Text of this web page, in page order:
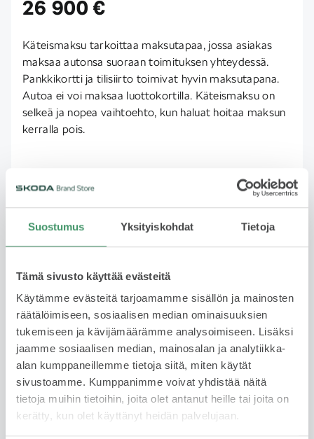
Suostumus Yksityiskohdat Tietoja
Tämä sivusto käyttää evästeitä
Käytämme evästeitä tarjoamamme sisällön ja mainosten
räätälöimiseen, sosiaalisen median ominaisuuksien
tukemiseen ja kävijämäärämme analysoimiseen. Lisäksi
jaamme sosiaalisen median, mainosalan ja analytiikka-
alan kumppaneillemme tietoja siitä, miten käytät
sivustoamme. Kumppanimme voivat yhdistää näitä
tietoja muihin tietoihin, joita olet antanut heille tai joita on
kerätty, kun olet käyttänyt heidän palvelujaan.
26 900 €
Käteismaksu tarkoittaa maksutapaa, jossa asiakas
maksaa autonsa suoraan toimituksen yhteydessä.
Pankkikortti ja tilisiirto toimivat hyvin maksutapana.
Autoa ei voi maksaa luottokortilla. Käteismaksu on
selkeä ja nopea vaihtoehto, kun haluat hoitaa maksun
kerralla pois.
Rahoitus
259 € /kk
maksat auton sinulle sopivassa aikataulussa. Joustava
vaihtoehto, kun et halua maksaa koko summaa
kerralla. Rahoituksen hakeminen on helppoa ja nopea
ja päätöksen saa usein saman tien. Huomioithan, että
rahoitus edellyttää hyväksyttyä luottopäätöstä.
Lue lisää